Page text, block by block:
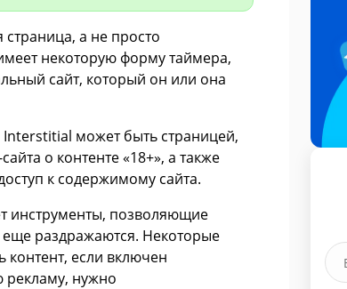
а не просто
некоторую форму таймера,
сайт, который он или она
может быть страницей,
о контенте «18+», а также
к содержимому сайта.
инструменты, позволяющие
еще раздражаются. Некоторые
контент, если включен
нужно